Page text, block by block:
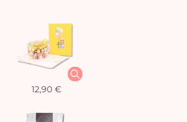
12,90 €